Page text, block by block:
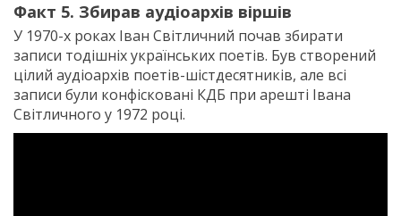
Факт 5. Збирав аудіоархів віршів
У 1970-х роках Іван Світличний почав збирати
записи тодішніх українських поетів. Був створений
цілий аудіоархів поетів-шістдесятників, але всі
записи були конфісковані КДБ при арешті Івана
Світличного у 1972 році.